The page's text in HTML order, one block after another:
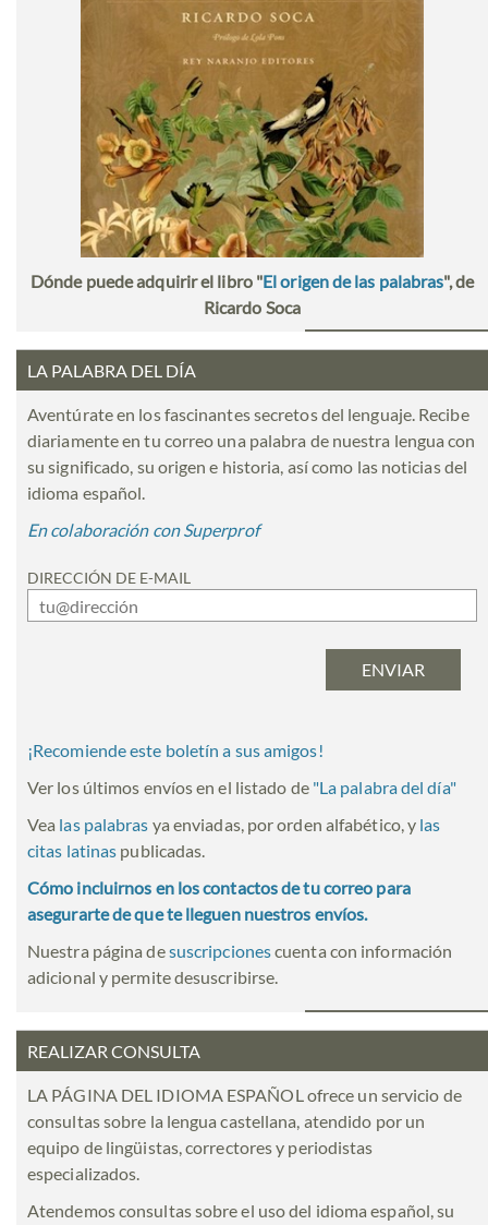
Dónde puede adquirir el libro "El origen de las palabras", de
Ricardo Soca
LA PALABRA DEL DÍA
Aventúrate en los fascinantes secretos del lenguaje. Recibe
diariamente en tu correo una palabra de nuestra lengua con
su significado, su origen e historia, así como las noticias del
idioma español.
En colaboración con Superprof
DIRECCIÓN DE E-MAIL
¡Recomiende este boletín a sus amigos!
Ver los últimos envíos en el listado de "La palabra del día"
Vea las palabras ya enviadas, por orden alfabético, y las
citas latinas publicadas.
Cómo incluirnos en los contactos de tu correo para
asegurarte de que te lleguen nuestros envíos.
Nuestra página desuscripcionescuenta con información
adicional y permite desuscribirse.
REALIZAR CONSULTA
LA PÁGINA DEL IDIOMA ESPAÑOL ofrece un servicio de
consultas sobre la lengua castellana, atendido por un
equipo de lingüistas, correctores y periodistas
especializados.
Atendemos consultas sobre el uso del idioma español, su